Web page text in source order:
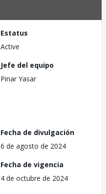
Estatus
Active
Jefe del equipo
Pinar Yasar
Fecha de divulgación
6 de agosto de 2024
Fecha de vigencia
4 de octubre de 2024